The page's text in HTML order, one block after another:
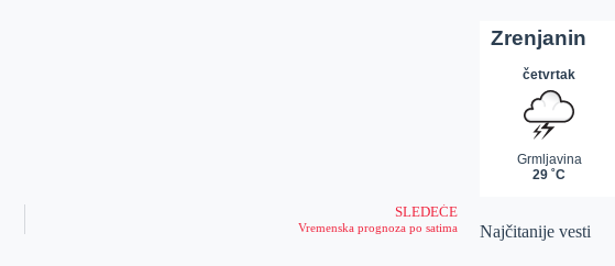
SLEDEĆE
Vremenska prognoza po satima Najčitanije vesti